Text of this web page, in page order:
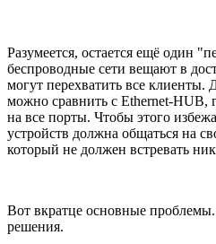
Разумеется, остается ещё один
беспроводные сети вещают в
могут перехватить все клиенты.
можно сравнить с Ethernet-HUB,
на все порты. Чтобы этого
устройств должна общаться на
который не должен встревать
Вот вкратце основные
решения.